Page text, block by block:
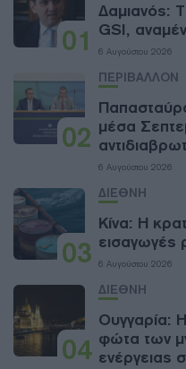
01
Δαμιανός:
GSI,
6 Αυγούστου 2026
02
ΠΕΡΙΒΑΛΛΟΝ
μέσα
6 Αυγούστου 2026
03
ΔΙΕΘΝΗ
Κίνα: Η
εισαγωγές
6 Αυγούστου 2026
04
ΔΙΕΘΝΗ
Ουγγαρία:
φώτα των
ενέργειας